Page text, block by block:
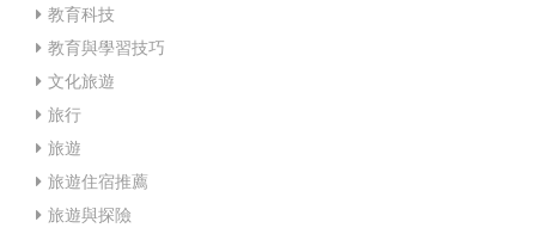
教育科技
教育與學習技巧
文化旅遊
旅行
旅遊
旅遊住宿推薦
旅遊與探險